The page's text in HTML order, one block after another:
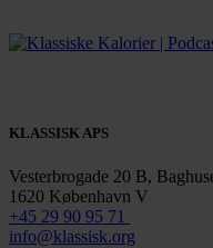
KLASSISK APS
Vesterbrogade 20 B,
1620 København V
+45 29 90 95 71
info@klassisk.org